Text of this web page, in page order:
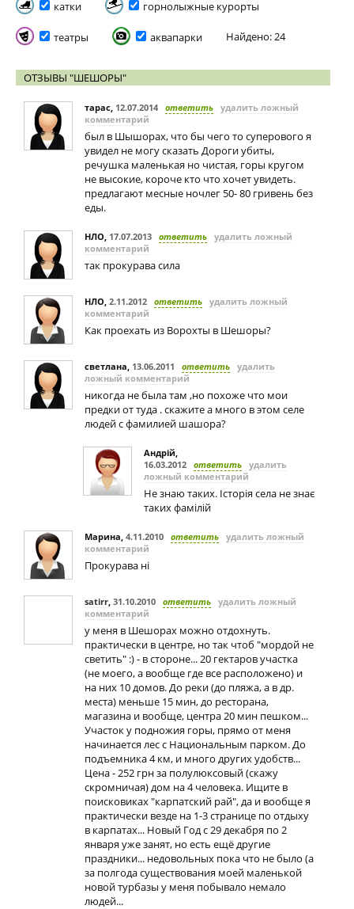
катки горнолыжные курорты
театры аквапарки Найдено: 24
ОТЗЫВЫ "ШЕШОРЫ"
тарас, 12.07.2014 ответить удалить ложный
комментарий
был в Шышорах, что бы чего то суперового я
увидел не могу сказать Дороги убиты,
речушка маленькая но чистая, горы кругом
не высокие, короче кто что хочет увидеть.
предлагают месные ночлег 50- 80 гривень без
еды.
НЛО, 17.07.2013 ответить удалить ложный
комментарий
так прокурава сила
НЛО, 2.11.2012 ответить удалить ложный
комментарий
Как проехать из Ворохты в Шешоры?
светлана, 13.06.2011 ответить удалить
ложный комментарий
никогда не была там ,но похоже что мои
предки от туда . скажите а много в этом селе
людей с фамилией шашора?
Андрій,
16.03.2012 ответить удалить
ложный комментарий
Не знаю таких. Історія села не знає
таких фамілій
Марина, 4.11.2010 ответить удалить ложный
комментарий
Прокурава ні
satirr, 31.10.2010 ответить удалить ложный
комментарий
у меня в Шешорах можно отдохнуть.
практически в центре, но так чтоб "мордой не
светить" :) - в стороне... 20 гектаров участка
(не моего, а вообще где все расположено) и
на них 10 домов. До реки (до пляжа, а в др.
места) меньше 15 мин, до ресторана,
магазина и вообще, центра 20 мин пешком...
Участок у подножия горы, прямо от меня
начинается лес с Национальным парком. До
подъемника 4 км, и много других удобств...
Цена - 252 грн за полулюксовый (скажу
скромничая) дом на 4 человека. Ищите в
поисковиках "карпатский рай", да и вообще я
практически везде на 1-3 странице по отдыху
в карпатах... Новый Год с 29 декабря по 2
января уже занят, но есть ещё другие
праздники... недовольных пока что не было (а
за полгода существования моей маленькой
новой турбазы у меня побывало немало
людей...